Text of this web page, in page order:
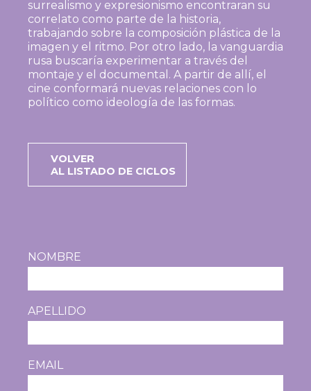
surrealismo y expresionismo encontraran su
correlato como parte de la historia,
trabajando sobre la composición plástica de la
imagen y el ritmo. Por otro lado, la vanguardia
rusa buscaría experimentar a través del
montaje y el documental. A partir de allí, el
cine conformará nuevas relaciones con lo
político como ideología de las formas.
VOLVER
AL LISTADO DE CICLOS
NOMBRE
APELLIDO
EMAIL